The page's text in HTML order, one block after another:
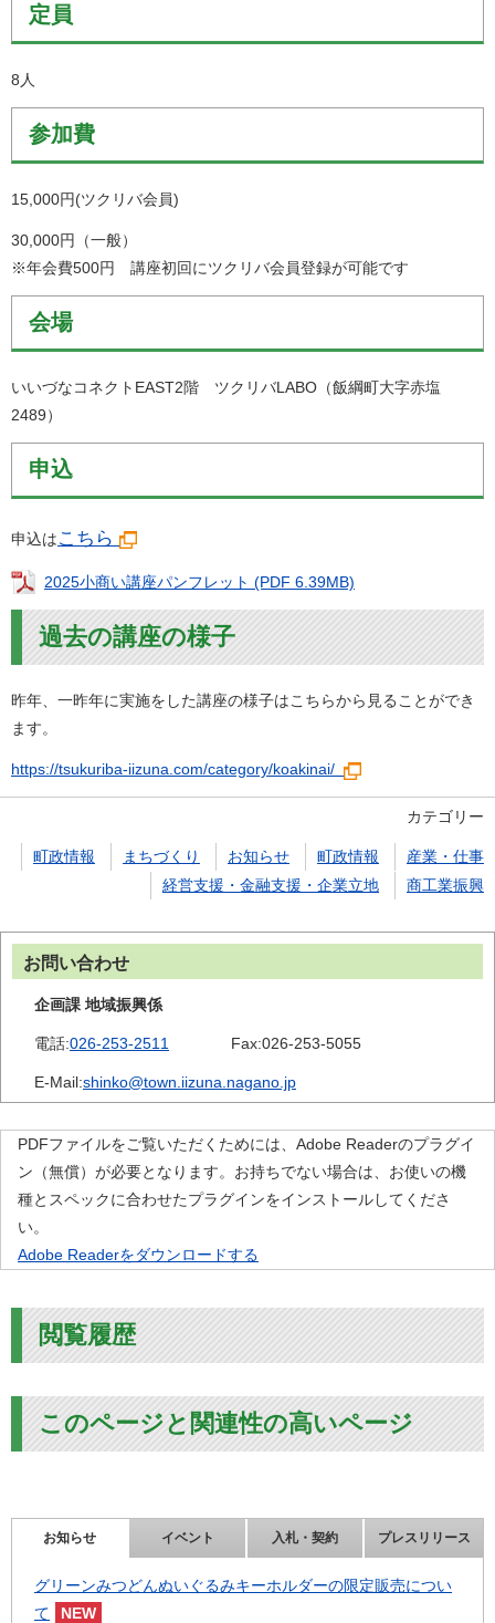
定員
8人
参加費
15,000円(ツクリバ会員)
30,000円（一般）
※年会費500円 講座初回にツクリバ会員登録が可能です
会場
いいづなコネクトEAST2階 ツクリバLABO（飯綱町大字赤塩
2489）
申込
申込はこちら
2025小商い講座パンフレット (PDF 6.39MB)
過去の講座の様子
昨年、一昨年に実施をした講座の様子はこちらから見ることができ
ます。
https://tsukuriba-iizuna.com/category/koakinai/
カテゴリー
町政情報 まちづくり お知らせ 町政情報
産業・仕事
経営支援・金融支援・企業立地
商工業振興
お問い合わせ
企画課 地域振興係
電話:026-253-2511 Fax:026-253-5055
E-Mail:shinko@town.iizuna.nagano.jp
PDFファイルをご覧いただくためには、Adobe Readerのプラグイ
ン（無償）が必要となります。お持ちでない場合は、お使いの機
種とスペックに合わせたプラグインをインストールしてくださ
い。
Adobe Readerをダウンロードする
閲覧履歴
このページと関連性の高いページ
お知らせ イベント 入札・契約 プレスリリース
グリーンみつどんぬいぐるみキーホルダーの限定販売につい
て